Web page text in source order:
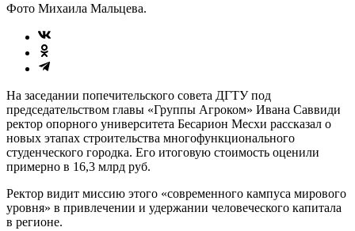
Фото Михаила Мальцева.
На заседании попечительского совета ДГТУ под
председательством главы «Группы Агроком» Ивана Саввиди
ректор опорного университета Бесарион Месхи рассказал о
новых этапах строительства многофункционального
студенческого городка. Его итоговую стоимость оценили
примерно в 16,3 млрд руб.
Ректор видит миссию этого «современного кампуса мирового
уровня» в привлечении и удержании человеческого капитала
в регионе.